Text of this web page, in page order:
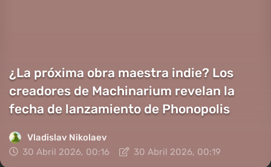
¿La próxima obra maestra indie? Los
creadores de Machinarium revelan la
fecha de lanzamiento de Phonopolis
Vladislav Nikolaev
30 Abril 2026, 00:16
30 Abril 2026, 00:19